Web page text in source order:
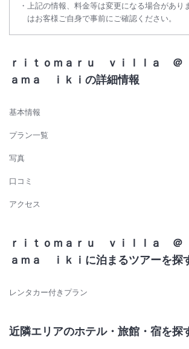
上記の情報、料金等は変更になる場合があり
はお客様ご自身で事前にご確認ください。
ｒｉｔｏｍａｒｕ ｖｉｌｌａ ＠
ａｍａ ｉｋｉの詳細情報
基本情報
プラン一覧
写真
口コミ
アクセス
ｒｉｔｏｍａｒｕ ｖｉｌｌａ ＠
ａｍａ ｉｋｉに泊まるツアーを探
レンタカー付きプラン
近隣エリアのホテル・旅館・宿を探